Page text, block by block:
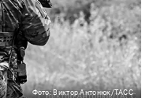
Фото: Виктор Антонюк/ТАСС